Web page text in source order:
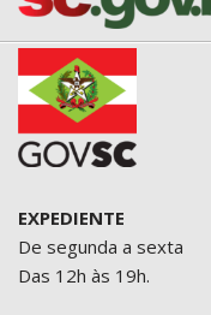
EXPEDIENTE
De segunda a sexta
Das 12h às 19h.